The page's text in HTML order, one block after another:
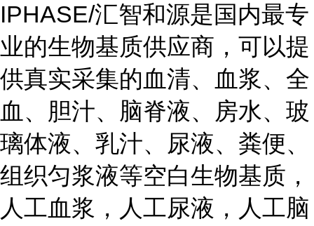
IPHASE/汇智和源是国内最专
业的生物基质供应商，可以提
供真实采集的血清、血浆、全
血、胆汁、脑脊液、房水、玻
璃体液、乳汁、尿液、粪便、
组织匀浆液等空白生物基质，
人工血浆，人工尿液，人工脑